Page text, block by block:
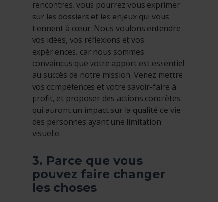
rencontres, vous pourrez vous exprimer
sur les dossiers et les enjeux qui vous
tiennent à cœur. Nous voulons entendre
vos idées, vos réflexions et vos
expériences, car nous sommes
convaincus que votre apport est essentiel
au succès de notre mission. Venez mettre
vos compétences et votre savoir-faire à
profit, et proposer des actions concrètes
qui auront un impact sur la qualité de vie
des personnes ayant une limitation
visuelle.
3. Parce que vous
pouvez faire changer
les choses